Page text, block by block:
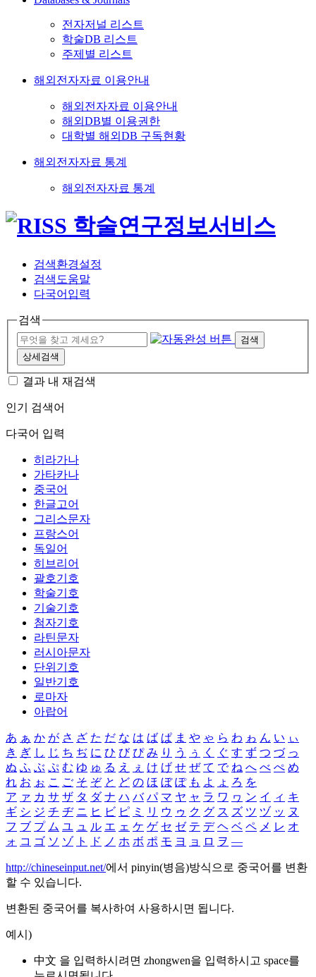
전자저널 리스트
학술DB 리스트
주제별 리스트
해외전자자료 이용안내
해외전자자료 이용안내
해외DB별 이용권한
대학별 해외DB 구독현황
해외전자자료 통계
해외전자자료 통계
검색환경설정
검색도움말
다국어입력
검색
검색
상세검색
결과 내 재검색
인기 검색어
다국어 입력
히라가나
가타카나
중국어
한글고어
그리스문자
프랑스어
독일어
히브리어
괄호기호
학술기호
기술기호
첨자기호
라틴문자
러시아문자
단위기호
일반기호
로마자
아랍어
あ ぁ か が さ ざ た だ な は ば ぱ ま や ゃ ら わ ゎ ん い ぃ
き ぎ し じ ち ぢ に ひ び ぴ み り う ぅ く ぐ す ず つ づ っ
ぬ ふ ぶ ぷ む ゆ ゅ る え ぇ け げ せ ぜ て で ね へ べ ぺ め
れ お ぉ こ ご そ ぞ と ど の ほ ぼ ぽ も よ ょ ろ を
ア ァ カ サ ザ タ ダ ナ ハ バ パ マ ヤ ャ ラ ワ ヮ ン イ ィ キ
ギ シ ジ チ ヂ ニ ヒ ビ ピ ミ リ ウ ゥ ク グ ス ズ ツ ヅ ッ ヌ
フ ブ プ ム ユ ュ ル エ ェ ケ ゲ セ ゼ テ デ ヘ ベ ペ メ レ オ
ォ コ ゴ ソ ゾ ト ド ノ ホ ボ ポ モ ヨ ョ ロ ヲ ―
http://chineseinput.net/에서 pinyin(병음)방식으로 중국어를 변환
할 수 있습니다.
변환된 중국어를 복사하여 사용하시면 됩니다.
예시)
中文 을 입력하시려면 zhongwen을 입력하시고 space를